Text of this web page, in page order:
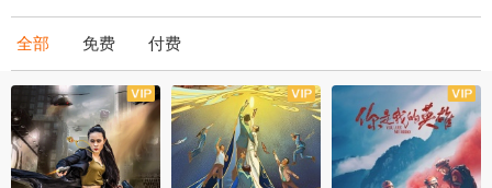
全部 免费 付费